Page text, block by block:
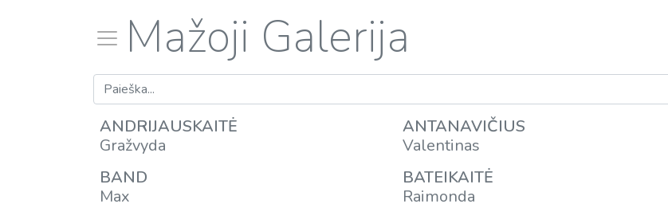
Mažoji Galerija
ANDRIJAUSKAITĖ
Gražvyda
ANTANAVIČIUS
Valentinas
BAND
Max
BATEIKAITĖ
Raimonda